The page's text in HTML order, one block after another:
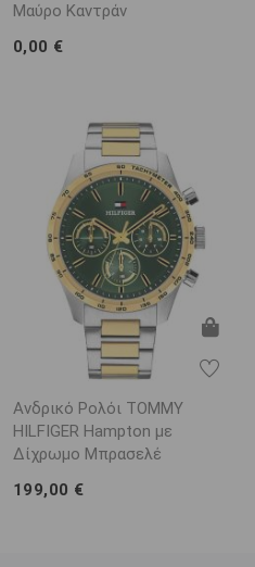
Μαύρο Καντράν
0,00 €
Ανδρικό Ρολόι TOMMY
HILFIGER Hampton με
Δίχρωμο Μπρασελέ
199,00 €